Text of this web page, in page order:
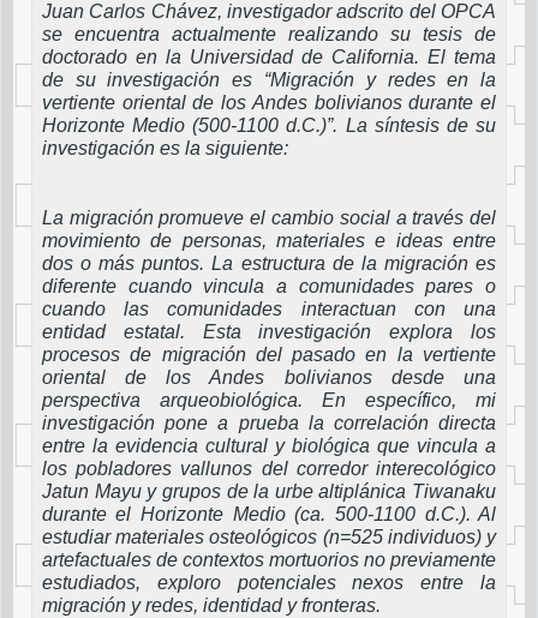
Juan Carlos Chávez, investigador adscrito del OPCA
se encuentra actualmente realizando su tesis de
doctorado en la Universidad de California. El tema
de su investigación es “Migración y redes en la
vertiente oriental de los Andes bolivianos durante el
Horizonte Medio (500-1100 d.C.)”. La síntesis de su
investigación es la siguiente:
La migración promueve el cambio social a través del
movimiento de personas, materiales e ideas entre
dos o más puntos. La estructura de la migración es
diferente cuando vincula a comunidades pares o
cuando las comunidades interactuan con una
entidad estatal. Esta investigación explora los
procesos de migración del pasado en la vertiente
oriental de los Andes bolivianos desde una
perspectiva arqueobiológica. En específico, mi
investigación pone a prueba la correlación directa
entre la evidencia cultural y biológica que vincula a
los pobladores vallunos del corredor interecológico
Jatun Mayu y grupos de la urbe altiplánica Tiwanaku
durante el Horizonte Medio (ca. 500-1100 d.C.). Al
estudiar materiales osteológicos (n=525 individuos) y
artefactuales de contextos mortuorios no previamente
estudiados, exploro potenciales nexos entre la
migración y redes, identidad y fronteras.